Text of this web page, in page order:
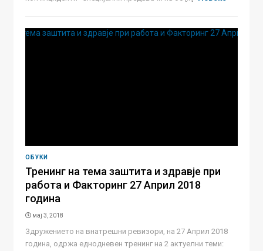
ОБУКИ
Тренинг на тема заштита и здравје при
работа и Факторинг 27 Април 2018
година
мај 3, 2018
Здружението на внатрешни ревизори, на 27 Април 2018
година, одржа еднодневен тренинг на 2 актуелни теми: